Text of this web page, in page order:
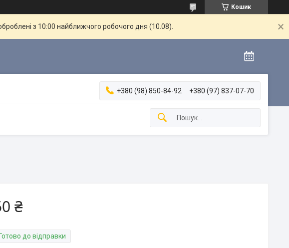
Кошик
з 10:00 найближчого робочого дня (10.08).
+380 (98) 850-84-92 +380 (97) 837-07-70
₴
Готово до відправки